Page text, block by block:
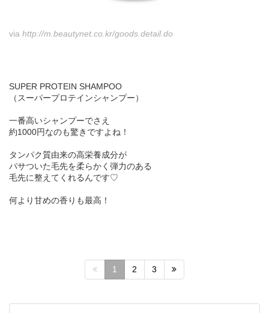
via http://m.beautynet.co.kr/goods.detail.do
SUPER PROTEIN SHAMPOO
（スーパープロテインシャンプー）
一番高いシャンプーでさえ
約1000円なのも驚きですよね！
タンパク質由来の高栄養成分が
パサついた毛先を柔らかく弾力のある
毛先に整えてくれるんです♡
何より甘めの香りも最高！
1 2 3